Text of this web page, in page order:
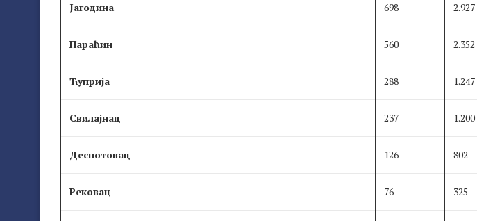
Јагодина 698 2.927
Параћин 560 2.352
Ћуприја 288 1.247
Свилајнац 237 1.200
Деспотовац 126 802
Рековац 76 325